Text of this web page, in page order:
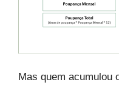
Mas quem acumulou